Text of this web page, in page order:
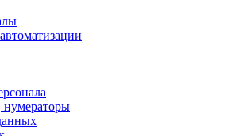
нумераторы